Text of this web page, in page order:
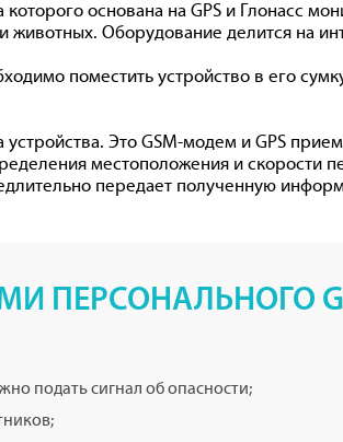
основана на GPS и Глонасс
Оборудование делится на
поместить устройство в его
Это GSM-модем и GPS
местоположения и скорости
передает полученную
ПЕРСОНАЛЬНОГО
подать сигнал об опасности;